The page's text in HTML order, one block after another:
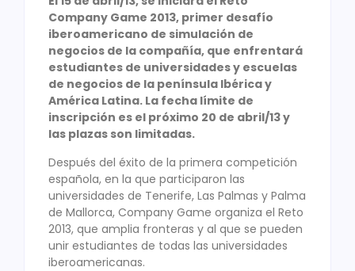
Company Game 2013, primer desafío
iberoamericano de simulación de
negocios de la compañía, que enfrentará
estudiantes de universidades y escuelas
de negocios de la península Ibérica y
América Latina. La fecha límite de
inscripción es el próximo 20 de abril/13 y
las plazas son limitadas.
Después del éxito de la primera competición
española, en la que participaron las
universidades de Tenerife, Las Palmas y Palma
de Mallorca, Company Game organiza el Reto
2013, que amplia fronteras y al que se pueden
unir estudiantes de todas las universidades
iberoamericanas.